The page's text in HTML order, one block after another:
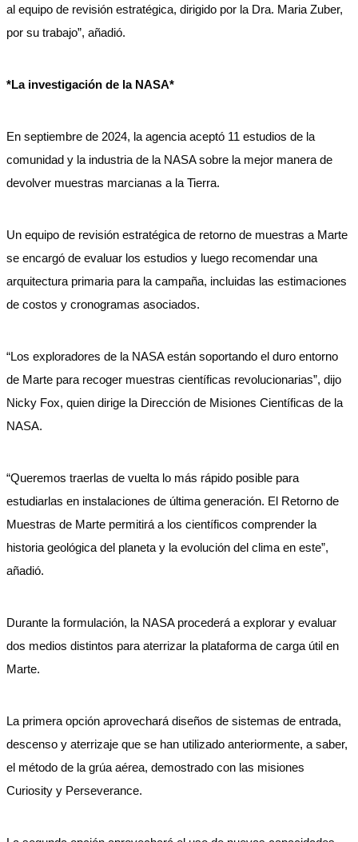
al equipo de revisión estratégica, dirigido por la Dra. Maria Zuber,
por su trabajo”, añadió.
*La investigación de la NASA*
En septiembre de 2024, la agencia aceptó 11 estudios de la
comunidad y la industria de la NASA sobre la mejor manera de
devolver muestras marcianas a la Tierra.
Un equipo de revisión estratégica de retorno de muestras a Marte
se encargó de evaluar los estudios y luego recomendar una
arquitectura primaria para la campaña, incluidas las estimaciones
de costos y cronogramas asociados.
“Los exploradores de la NASA están soportando el duro entorno
de Marte para recoger muestras científicas revolucionarias”, dijo
Nicky Fox, quien dirige la Dirección de Misiones Científicas de la
NASA.
“Queremos traerlas de vuelta lo más rápido posible para
estudiarlas en instalaciones de última generación. El Retorno de
Muestras de Marte permitirá a los científicos comprender la
historia geológica del planeta y la evolución del clima en este”,
añadió.
Durante la formulación, la NASA procederá a explorar y evaluar
dos medios distintos para aterrizar la plataforma de carga útil en
Marte.
La primera opción aprovechará diseños de sistemas de entrada,
descenso y aterrizaje que se han utilizado anteriormente, a saber,
el método de la grúa aérea, demostrado con las misiones
Curiosity y Perseverance.